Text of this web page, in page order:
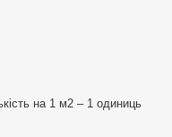
на 1 м2 – 1 одиниць